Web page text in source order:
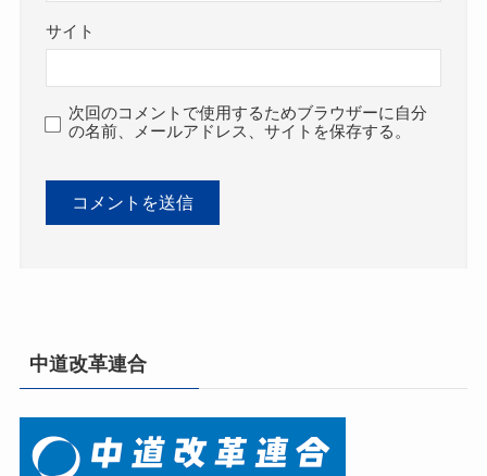
サイト
次回のコメントで使用するためブラウザーに自分
の名前、メールアドレス、サイトを保存する。
中道改革連合